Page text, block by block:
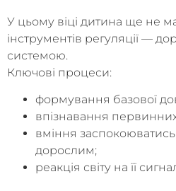
У цьому віці дитина ще не
інструментів регуляції —
системою.
Ключові процеси:
формування базової
впізнавання
вміння заспокоюватись
дорослим;
реакція світу на її